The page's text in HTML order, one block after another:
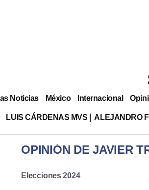
Noticias México Internacional
LUIS CÁRDENAS MVS ALEJANDRO
OPINIÓN DE JAVIER
Elecciones 2024